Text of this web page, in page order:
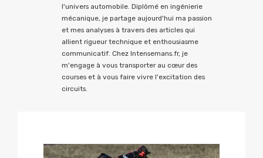
l'univers automobile. Diplômé en ingénierie
mécanique, je partage aujourd'hui ma passion
et mes analyses à travers des articles qui
allient rigueur technique et enthousiasme
communicatif. Chez Intensemans.fr, je
m'engage à vous transporter au cœur des
courses et à vous faire vivre l'excitation des
circuits.